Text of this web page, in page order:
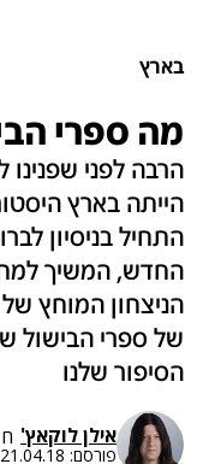
בארץ
מה ספרי
הרבה לפני
הייתה בארץ
התחיל בניסיון
החדש, המשיך
הניצחון המוחץ של
של ספרי הבישול
הסיפור שלנו
אילן לוקאץ'
פורסם: 21.04.18, 07:42